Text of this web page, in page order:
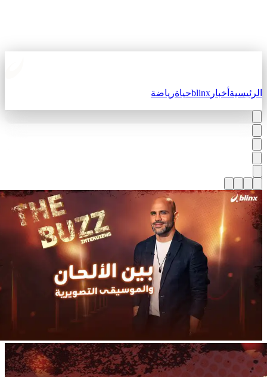
أخبارblinxحياةرياضة